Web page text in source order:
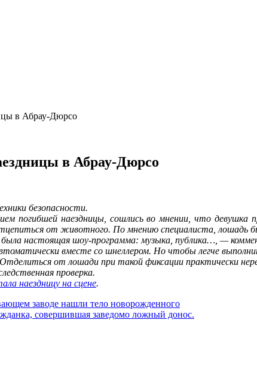
в Абрау-Дюрсо
в Абрау-Дюрсо
безопасности.
погибшей наездницы, сошлись во мнении, что девушка
от животного. По мнению специалиста, лошадь
настоящая шоу-программа: музыка, публика…, —
вместе со шнеллером. Но чтобы легче
от лошади при такой фиксации практически
проверка.
наездницу на сцене.
заводе нашли тело новорожденного
совершившая заведомо ложный донос.